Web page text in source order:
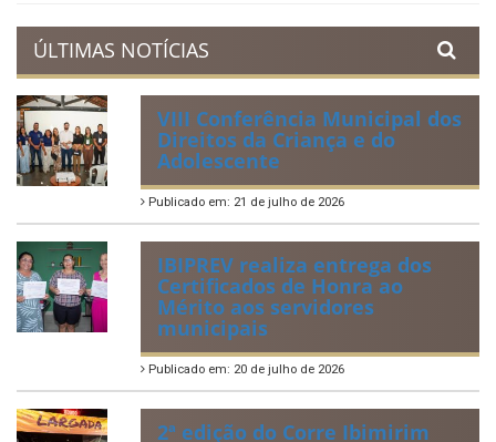
ÚLTIMAS NOTÍCIAS
VIII Conferência Municipal dos
Direitos da Criança e do
Adolescente
Publicado em: 21 de julho de 2026
IBIPREV realiza entrega dos
Certificados de Honra ao
Mérito aos servidores
municipais
Publicado em: 20 de julho de 2026
2ª edição do Corre Ibimirim